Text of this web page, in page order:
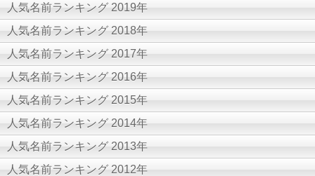
人気名前ランキング 2019年
人気名前ランキング 2018年
人気名前ランキング 2017年
人気名前ランキング 2016年
人気名前ランキング 2015年
人気名前ランキング 2014年
人気名前ランキング 2013年
人気名前ランキング 2012年